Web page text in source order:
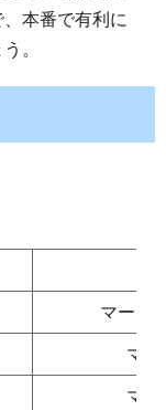
本番で有利に
。
マーク
マ
マ